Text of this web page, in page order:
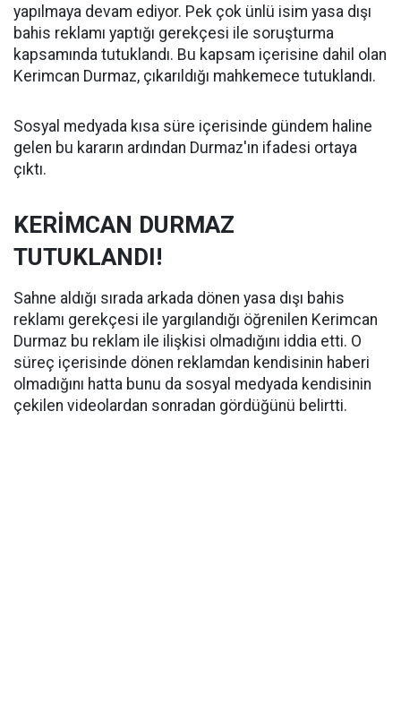
yapılmaya devam ediyor. Pek çok ünlü isim yasa dışı
bahis reklamı yaptığı gerekçesi ile soruşturma
kapsamında tutuklandı. Bu kapsam içerisine dahil olan
Kerimcan Durmaz, çıkarıldığı mahkemece tutuklandı.
Sosyal medyada kısa süre içerisinde gündem haline
gelen bu kararın ardından Durmaz'ın ifadesi ortaya
çıktı.
KERİMCAN DURMAZ
TUTUKLANDI!
Sahne aldığı sırada arkada dönen yasa dışı bahis
reklamı gerekçesi ile yargılandığı öğrenilen Kerimcan
Durmaz bu reklam ile ilişkisi olmadığını iddia etti. O
süreç içerisinde dönen reklamdan kendisinin haberi
olmadığını hatta bunu da sosyal medyada kendisinin
çekilen videolardan sonradan gördüğünü belirtti.